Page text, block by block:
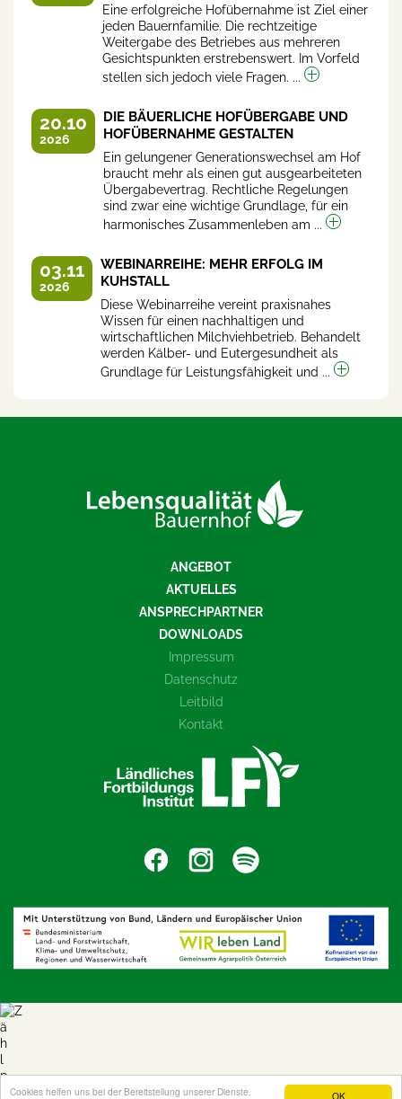
OK
Cookies helfen uns bei der Bereitstellung unserer Dienste.
Eine erfolgreiche Hofübernahme ist Ziel einer
jeden Bauernfamilie. Die rechtzeitige
Weitergabe des Betriebes aus mehreren
Gesichtspunkten erstrebenswert. Im Vorfeld
stellen sich jedoch viele Fragen. ...
20.10
2026
DIE BÄUERLICHE HOFÜBERGABE UND
HOFÜBERNAHME GESTALTEN
Ein gelungener Generationswechsel am Hof
braucht mehr als einen gut ausgearbeiteten
Übergabevertrag. Rechtliche Regelungen
sind zwar eine wichtige Grundlage, für ein
harmonisches Zusammenleben am ...
03.11
2026
WEBINARREIHE: MEHR ERFOLG IM
KUHSTALL
Diese Webinarreihe vereint praxisnahes
Wissen für einen nachhaltigen und
wirtschaftlichen Milchviehbetrieb. Behandelt
werden Kälber- und Eutergesundheit als
Grundlage für Leistungsfähigkeit und ...
ANGEBOT
AKTUELLES
ANSPRECHPARTNER
DOWNLOADS
Impressum
Datenschutz
Leitbild
Kontakt